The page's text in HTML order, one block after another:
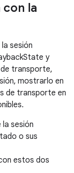
la
sesión
y
transporte,
mostrarlo en
de transporte en
la sesión
o sus
estos dos